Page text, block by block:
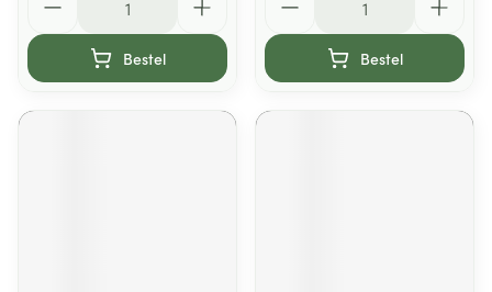
Bestel Bestel